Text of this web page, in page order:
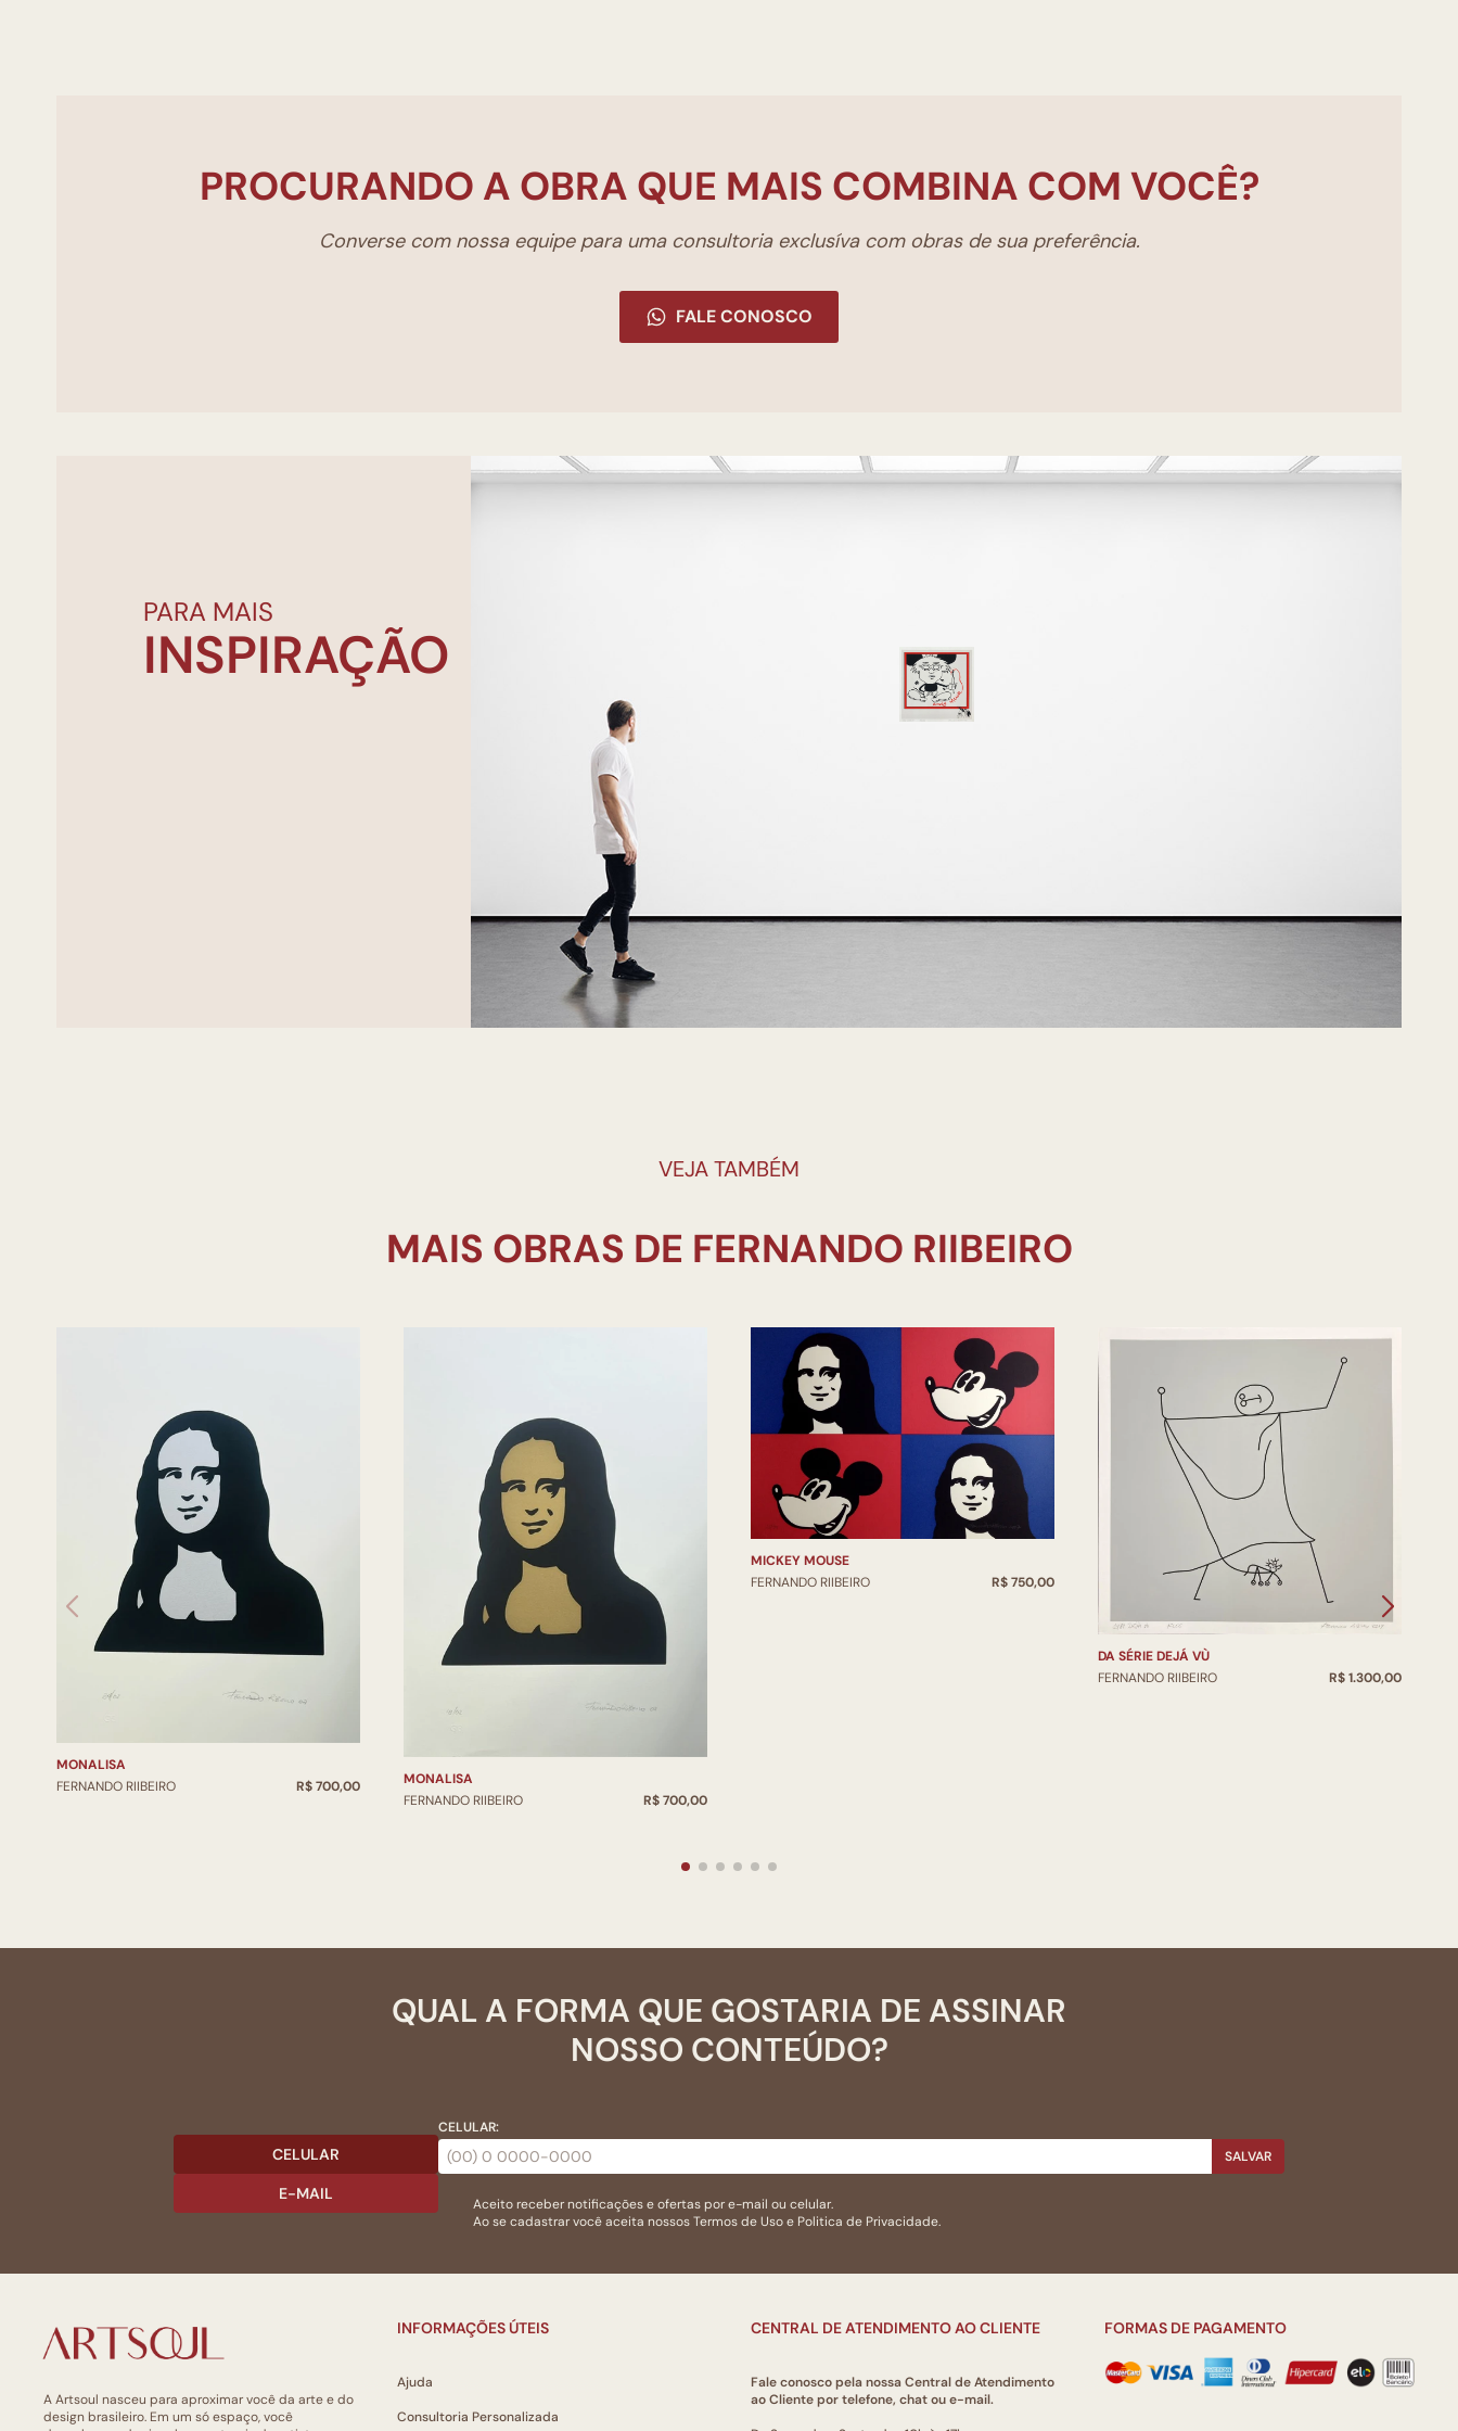
PROCURANDO A OBRA QUE MAIS COMBINA COM VOCÊ?
Converse com nossa equipe para uma consultoria exclusíva com obras de sua preferência.
FALE CONOSCO
PARA MAIS
INSPIRAÇÃO
VEJA TAMBÉM
MONALISA
FERNANDO RIIBEIRO
R$ 700,00
MONALISA
FERNANDO RIIBEIRO
R$ 700,00
MICKEY MOUSE
FERNANDO RIIBEIRO
R$ 750,00
DA SÉRIE DEJÁ VÙ
FERNANDO RIIBEIRO
R$ 1.300,00
QUAL A FORMA QUE GOSTARIA DE ASSINAR
NOSSO CONTEÚDO?
CELULAR
E-MAIL
CELULAR:
SALVAR
Aceito receber notificações e ofertas por e-mail ou celular.
Ao se cadastrar você aceita nossosTermos de Usoe Politica de Privacidade.
A Artsoul nasceu para aproximar você da arte e do
design brasileiro. Em um só espaço, você
INFORMAÇÕES ÚTEIS
Ajuda
Consultoria Personalizada
CENTRAL DE ATENDIMENTO AO CLIENTE
Fale conosco pela nossa Central de Atendimento
ao Cliente por telefone, chat ou e-mail.
FORMAS DE PAGAMENTO